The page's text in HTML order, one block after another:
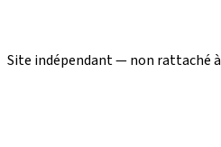
Site indépendant — non rattaché